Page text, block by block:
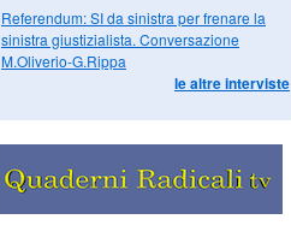
Referendum: SI da sinistra per frenare la
sinistra giustizialista. Conversazione
M.Oliverio-G.Rippa
le altre interviste